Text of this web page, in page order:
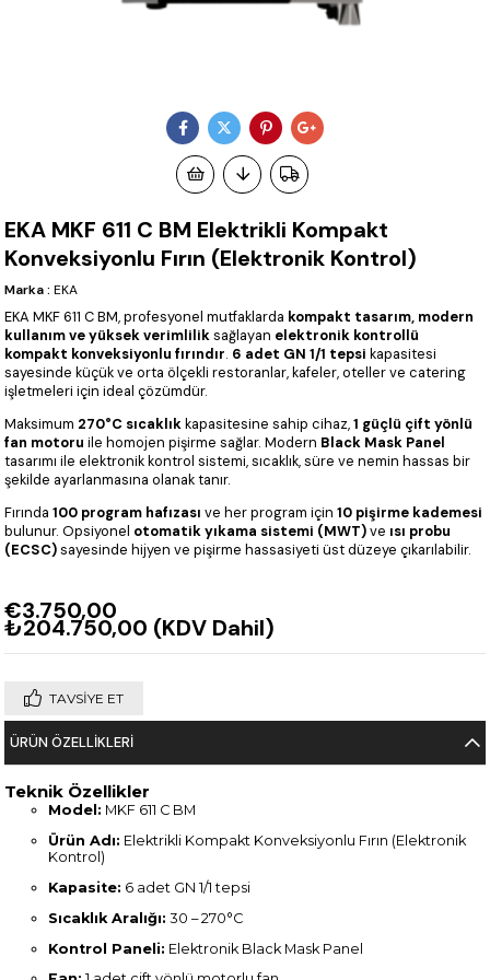
EKA MKF 611 C BM Elektrikli Kompakt
Konveksiyonlu Fırın (Elektronik Kontrol)
Marka : EKA
EKA MKF 611 C BM, profesyonel mutfaklarda kompakt tasarım, modern
kullanım ve yüksek verimliliksağlayan elektronik kontrollü
kompakt konveksiyonlu fırındır. 6 adet GN 1/1 tepsi kapasitesi
sayesinde küçük ve orta ölçekli restoranlar, kafeler, oteller ve catering
işletmeleri için ideal çözümdür.
Maksimum 270°C sıcaklıkkapasitesine sahip cihaz,1 güçlü çift yönlü
fan motoru ile homojen pişirme sağlar. Modern Black Mask Panel
tasarımı ile elektronik kontrol sistemi, sıcaklık, süre ve nemin hassas bir
şekilde ayarlanmasına olanak tanır.
Fırında100 program hafızası ve her program için10 pişirme kademesi
bulunur. Opsiyonel otomatik yıkama sistemi (MWT)ve ısı probu
(ECSC)sayesinde hijyen ve pişirme hassasiyeti üst düzeye çıkarılabilir.
€3.750,00
₺204.750,00 (KDV Dahil)
TAVSIYE ET
ÜRÜN ÖZELLIKLERI
Teknik Özellikler
Model: MKF 611 C BM
Ürün Adı: Elektrikli Kompakt Konveksiyonlu Fırın (Elektronik
Kontrol)
Kapasite: 6 adet GN 1/1 tepsi
Sıcaklık Aralığı: 30 – 270°C
Kontrol Paneli: Elektronik Black Mask Panel